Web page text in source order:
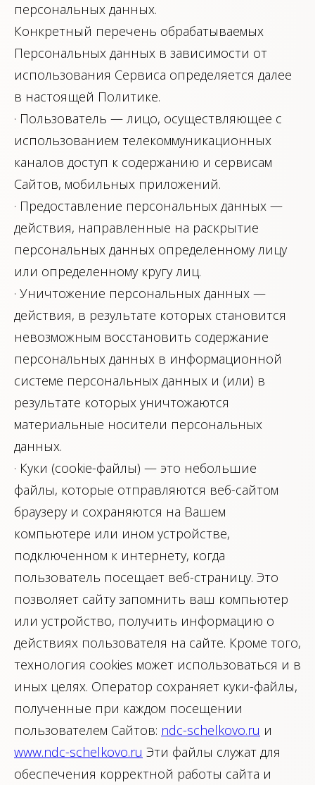
персональных данных.
Конкретный перечень обрабатываемых
Персональных данных в зависимости от
использования Сервиса определяется далее
в настоящей Политике.
· Пользователь — лицо, осуществляющее с
использованием телекоммуникационных
каналов доступ к содержанию и сервисам
Cайтов, мобильных приложений.
· Предоставление персональных данных —
действия, направленные на раскрытие
персональных данных определенному лицу
или определенному кругу лиц.
· Уничтожение персональных данных —
действия, в результате которых становится
невозможным восстановить содержание
персональных данных в информационной
системе персональных данных и (или) в
результате которых уничтожаются
материальные носители персональных
данных.
· Куки (cookie-файлы) — это небольшие
файлы, которые отправляются веб-сайтом
браузеру и сохраняются на Вашем
компьютере или ином устройстве,
подключенном к интернету, когда
пользователь посещает веб-страницу. Это
позволяет сайту запомнить ваш компьютер
или устройство, получить информацию о
действиях пользователя на сайте. Кроме того,
технология cookies может использоваться и в
иных целях. Оператор сохраняет куки-файлы,
полученные при каждом посещении
пользователем Сайтов: ndc-schelkovo.ru и
www.ndc-schelkovo.ru Эти файлы служат для
обеспечения корректной работы сайта и